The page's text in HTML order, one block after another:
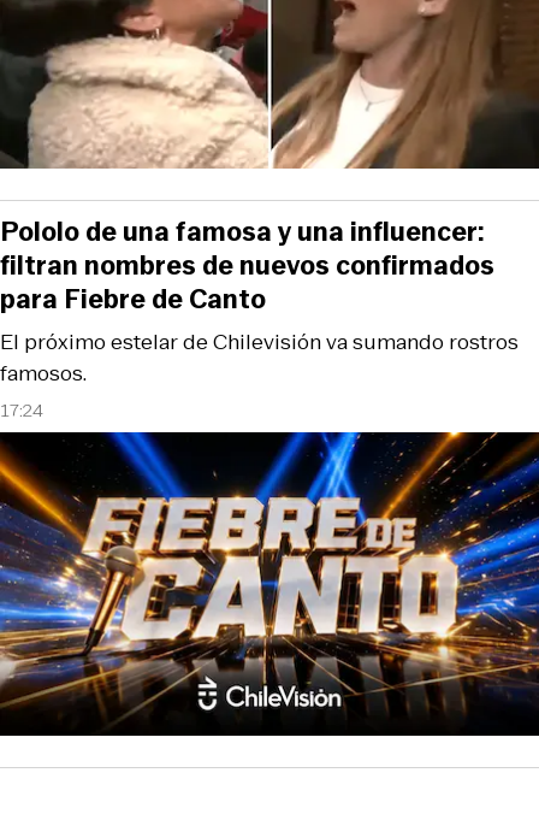
17:24
El próximo estelar de Chilevisión va sumando rostros
famosos.
Pololo de una famosa y una influencer:
filtran nombres de nuevos confirmados
para Fiebre de Canto